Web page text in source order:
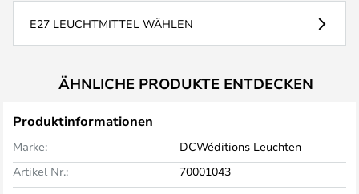
E27 LEUCHTMITTEL WÄHLEN
ÄHNLICHE PRODUKTE ENTDECKEN
Produktinformationen
Marke:
DCWéditions Leuchten
Artikel Nr.:
70001043